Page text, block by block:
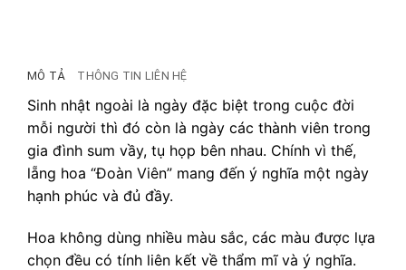
MÔ TẢ THÔNG TIN LIÊN HỆ
Sinh nhật ngoài là ngày đặc biệt trong cuộc đời
mỗi người thì đó còn là ngày các thành viên trong
gia đình sum vầy, tụ họp bên nhau. Chính vì thế,
lẵng hoa “Đoàn Viên” mang đến ý nghĩa một ngày
hạnh phúc và đủ đầy.
Hoa không dùng nhiều màu sắc, các màu được lựa
chọn đều có tính liên kết về thẩm mĩ và ý nghĩa.